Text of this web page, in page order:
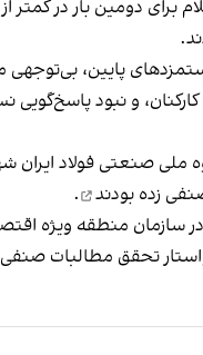
برای دومین ‌بار در کمتر
پایین، بی‌توجهی
و نبود پاسخ‌گویی
ملی صنعتی فولاد ایران
زده بودند
.
در سازمان منطقه ویژه
تحقق مطالبات